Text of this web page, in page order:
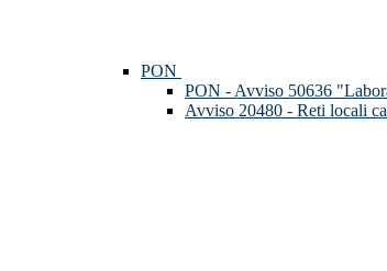
PON
PON - Avviso 50636
Avviso 20480 - Reti locali